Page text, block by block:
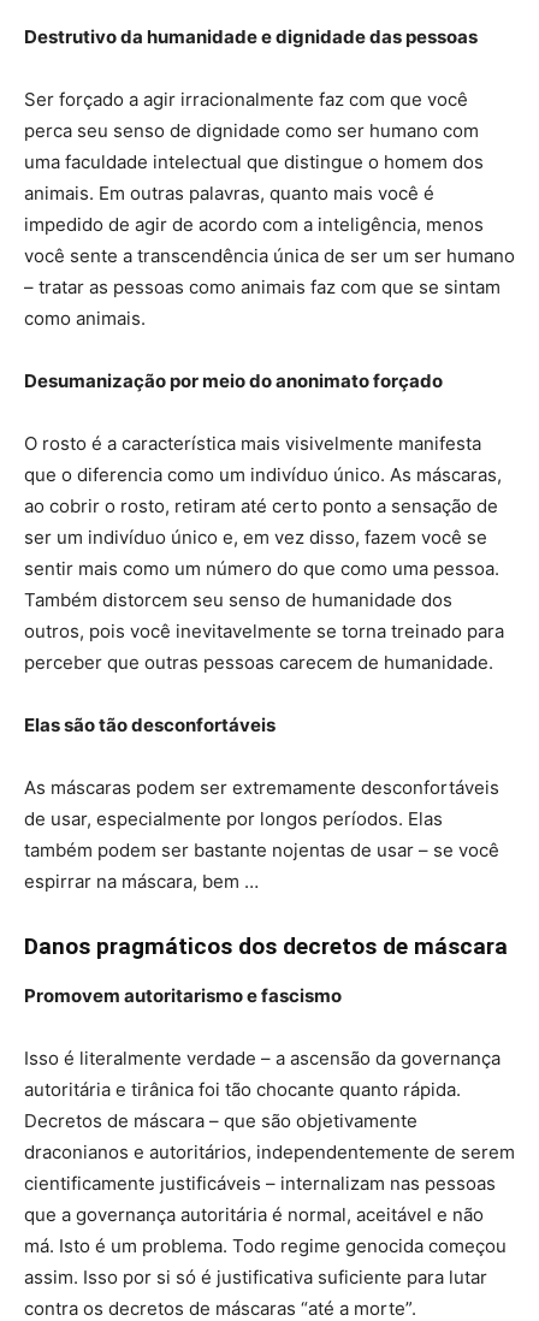
Destrutivo da humanidade e dignidade das pessoas
Ser forçado a agir irracionalmente faz com que você
perca seu senso de dignidade como ser humano com
uma faculdade intelectual que distingue o homem dos
animais. Em outras palavras, quanto mais você é
impedido de agir de acordo com a inteligência, menos
você sente a transcendência única de ser um ser humano
– tratar as pessoas como animais faz com que se sintam
como animais.
Desumanização por meio do anonimato forçado
O rosto é a característica mais visivelmente manifesta
que o diferencia como um indivíduo único. As máscaras,
ao cobrir o rosto, retiram até certo ponto a sensação de
ser um indivíduo único e, em vez disso, fazem você se
sentir mais como um número do que como uma pessoa.
Também distorcem seu senso de humanidade dos
outros, pois você inevitavelmente se torna treinado para
perceber que outras pessoas carecem de humanidade.
Elas são tão desconfortáveis
As máscaras podem ser extremamente desconfortáveis ​​
de usar, especialmente por longos períodos. Elas
também podem ser bastante nojentas de usar – se você
espirrar na máscara, bem …
Danos pragmáticos dos decretos de máscara
Promovem autoritarismo e fascismo
Isso é literalmente verdade – a ascensão da governança
autoritária e tirânica foi tão chocante quanto rápida.
Decretos de máscara – que são objetivamente
draconianos e autoritários, independentemente de serem
cientificamente justificáveis – internalizam nas pessoas
que a governança autoritária é normal, aceitável e não
má. Isto é um problema. Todo regime genocida começou
assim. Isso por si só é justificativa suficiente para lutar
contra os decretos de máscaras “até a morte”.